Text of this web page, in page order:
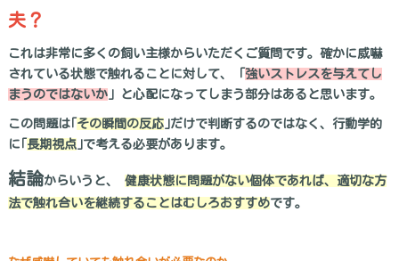
夫？
これは非常に多くの飼い主様からいただくご質問です。確かに威嚇
されている状態で触れることに対して、「 強いストレスを与えてし
まうのではないか」と心配になってしまう部分はあると思います。
この問題は｢ その瞬間の反応｣だけで判断するのではなく、行動学的
に｢ 長期視点｣で考える必要があります。
結論からいうと、 健康状態に問題がない個体であれば、適切な方
法で触れ合いを継続することはむしろおすすめです。